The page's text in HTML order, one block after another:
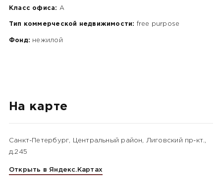
Класс офиса: A
Тип коммерческой недвижимости: free purpose
Фонд: нежилой
На карте
Санкт-Петербург, Центральный район, Лиговский пр-кт.,
д.245
Открыть в Яндекс.Картах